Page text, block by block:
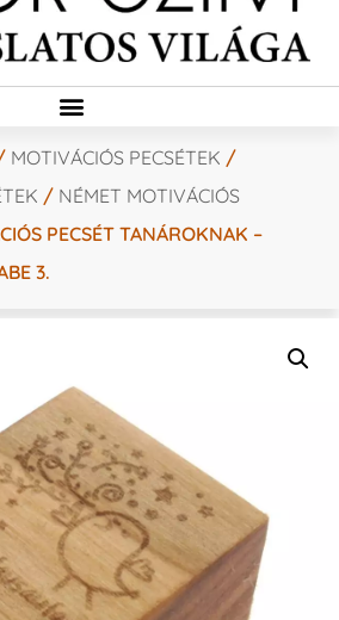
MOTIVÁCIÓS PECSÉTEK /
/ NÉMET MOTIVÁCIÓS
PECSÉT TANÁROKNAK –
3.